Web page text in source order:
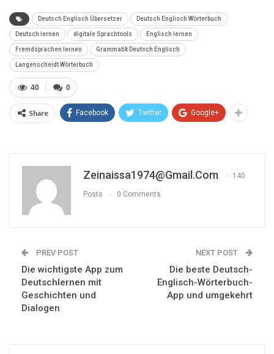
Deutsch Englisch Übersetzer Deutsch Englisch Wörterbuch
Deutsch lernen digitale Sprachtools Englisch lernen
Fremdsprachen lernen Grammatik Deutsch Englisch
Langenscheidt Wörterbuch
0
40
Share Facebook Twitter Google+
Zeinaissa1974@gmail.com 140
Posts 0 Comments
PREV POST
Die wichtigste App zum
Deutschlernen mit
Geschichten und
Dialogen
NEXT POST
Die beste Deutsch-
Englisch-Wörterbuch-
App und umgekehrt